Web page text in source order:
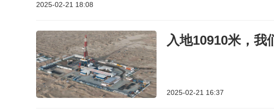
2025-02-21 18:08
入地10910米，我
2025-02-21 16:37